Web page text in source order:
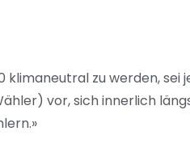
zu werden,
vor, sich innerlich